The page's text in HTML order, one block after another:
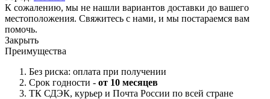
К сожалению, мы не нашли вариантов доставки до вашего
местоположения. Свяжитесь с нами, и мы постараемся вам
помочь.
Закрыть
Преимущества
Без риска: оплата при получении
Срок годности - от 10 месяцев
ТК СДЭК, курьер и Почта России по всей стране